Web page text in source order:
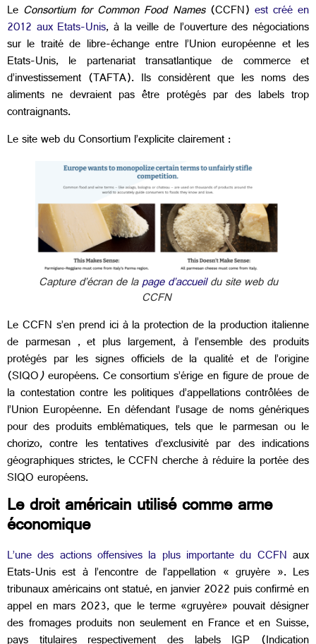
Le Consortium for Common Food Names(CCFN) est créé en
2012 aux Etats-Unis, à la veille de l’ouverture des négociations
sur le traité de libre-échange entre l’Union européenne et les
Etats-Unis, le partenariat transatlantique de commerce et
d’investissement (TAFTA). Ils considèrent que les noms des
aliments ne devraient pas être protégés par des labels trop
contraignants.
Le site web du Consortium l’explicite clairement :
Capture d’écran de lapage d’accueildu site web du
CCFN
Le CCFN s’en prend ici à la protection de la production italienne
de parmesan , et plus largement, à l’ensemble des produits
protégés par les signes officiels de la qualité et de l’origine
(SIQO)européens. Ce consortium s’érige en figure de proue de
la contestation contre les politiques d’appellations contrôlées de
l’Union Européenne. En défendant l’usage de noms génériques
pour des produits emblématiques, tels que le parmesan ou le
chorizo, contre les tentatives d’exclusivité par des indications
géographiques strictes, le CCFN cherche à réduire la portée des
SIQO européens.
Le droit américain utilisé comme arme
économique
L’une des actions offensives la plus importante du CCFN aux
Etats-Unis est à l’encontre de l’appellation « gruyère ». Les
tribunaux américains ont statué, en janvier 2022 puis confirmé en
appel en mars 2023, que le terme «gruyère» pouvait désigner
des fromages produits non seulement en France et en Suisse,